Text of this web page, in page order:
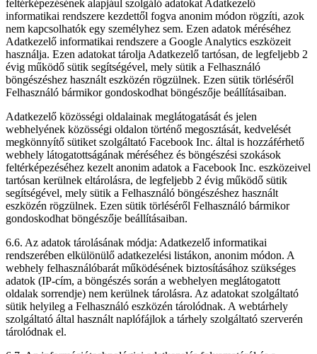
feltérképezésének alapjául szolgáló adatokat Adatkezelő
informatikai rendszere kezdettől fogva anonim módon rögzíti, azok
nem kapcsolhatók egy személyhez sem. Ezen adatok méréséhez
Adatkezelő informatikai rendszere a Google Analytics eszközeit
használja. Ezen adatokat tárolja Adatkezelő tartósan, de legfeljebb 2
évig működő sütik segítségével, mely sütik a Felhasználó
böngészéshez használt eszközén rögzülnek. Ezen sütik törléséről
Felhasználó bármikor gondoskodhat böngészője beállításaiban.
Adatkezelő közösségi oldalainak meglátogatását és jelen
webhelyének közösségi oldalon történő megosztását, kedvelését
megkönnyítő sütiket szolgáltató Facebook Inc. által is hozzáférhető
webhely látogatottságának méréséhez és böngészési szokások
feltérképezéséhez kezelt anonim adatok a Facebook Inc. eszközeivel
tartósan kerülnek eltárolásra, de legfeljebb 2 évig működő sütik
segítségével, mely sütik a Felhasználó böngészéshez használt
eszközén rögzülnek. Ezen sütik törléséről Felhasználó bármikor
gondoskodhat böngészője beállításaiban.
6.6. Az adatok tárolásának módja: Adatkezelő informatikai
rendszerében elkülönülő adatkezelési listákon, anonim módon. A
webhely felhasználóbarát működésének biztosításához szükséges
adatok (IP-cím, a böngészés során a webhelyen meglátogatott
oldalak sorrendje) nem kerülnek tárolásra. Az adatokat szolgáltató
sütik helyileg a Felhasználó eszközén tárolódnak. A webtárhely
szolgáltató által használt naplófájlok a tárhely szolgáltató szerverén
tárolódnak el.